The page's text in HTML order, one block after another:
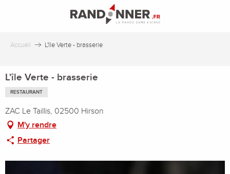
principal
Accueil L'île Verte - brasserie
L'île Verte - brasserie
RESTAURANT
ZAC Le Taillis, 02500 Hirson
M'y rendre
Partager